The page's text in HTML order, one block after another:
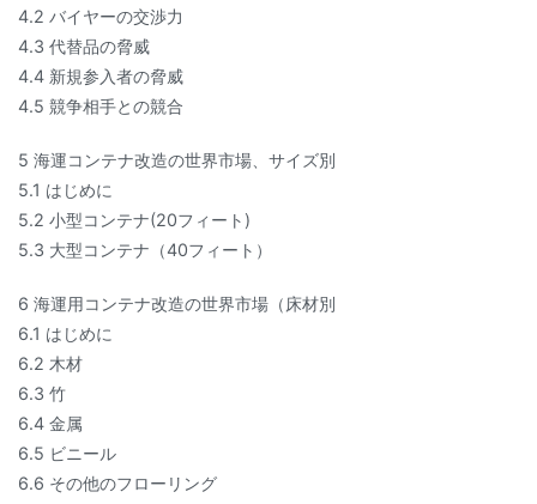
4.2 バイヤーの交渉力
4.3 代替品の脅威
4.4 新規参入者の脅威
4.5 競争相手との競合
5 海運コンテナ改造の世界市場、サイズ別
5.1 はじめに
5.2 小型コンテナ(20フィート)
5.3 大型コンテナ（40フィート）
6 海運用コンテナ改造の世界市場（床材別
6.1 はじめに
6.2 木材
6.3 竹
6.4 金属
6.5 ビニール
6.6 その他のフローリング